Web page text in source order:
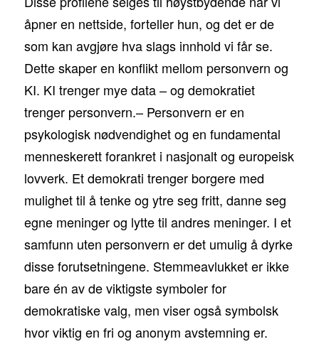
åpner en nettside, forteller hun, og det er de
som kan avgjøre hva slags innhold vi får se.
Dette skaper en konflikt mellom personvern og
KI. KI trenger mye data – og demokratiet
trenger personvern.– Personvern er en
psykologisk nødvendighet og en fundamental
menneskerett forankret i nasjonalt og europeisk
lovverk. Et demokrati trenger borgere med
mulighet til å tenke og ytre seg fritt, danne seg
egne meninger og lytte til andres meninger. I et
samfunn uten personvern er det umulig å dyrke
disse forutsetningene. Stemmeavlukket er ikke
bare én av de viktigste symboler for
demokratiske valg, men viser også symbolsk
hvor viktig en fri og anonym avstemning er.